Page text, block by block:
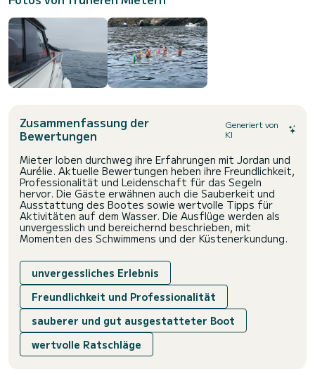
Zusammenfassung der
Bewertungen
Generiert von
KI
Mieter loben durchweg ihre Erfahrungen mit Jordan und
Aurélie. Aktuelle Bewertungen heben ihre Freundlichkeit,
Professionalität und Leidenschaft für das Segeln
hervor. Die Gäste erwähnen auch die Sauberkeit und
Ausstattung des Bootes sowie wertvolle Tipps für
Aktivitäten auf dem Wasser. Die Ausflüge werden als
unvergesslich und bereichernd beschrieben, mit
Momenten des Schwimmens und der Küstenerkundung.
unvergessliches Erlebnis
Freundlichkeit und Professionalität
sauberer und gut ausgestatteter Boot
wertvolle Ratschläge